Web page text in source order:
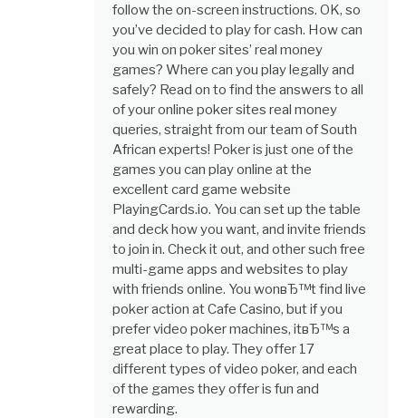
follow the on-screen instructions. OK, so
you’ve decided to play for cash. How can
you win on poker sites’ real money
games? Where can you play legally and
safely? Read on to find the answers to all
of your online poker sites real money
queries, straight from our team of South
African experts! Poker is just one of the
games you can play online at the
excellent card game website
PlayingCards.io. You can set up the table
and deck how you want, and invite friends
to join in. Check it out, and other such free
multi-game apps and websites to play
with friends online. You wonвЂ™t find live
poker action at Cafe Casino, but if you
prefer video poker machines, itвЂ™s a
great place to play. They offer 17
different types of video poker, and each
of the games they offer is fun and
rewarding.